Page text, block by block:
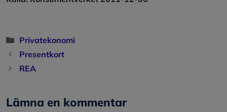
Kategorier
Privatekonomi
Presentkort
REA
Lämna en kommentar